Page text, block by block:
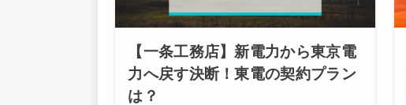
【一条工務店】新電力から東京電
力へ戻す決断！東電の契約プラン
は？